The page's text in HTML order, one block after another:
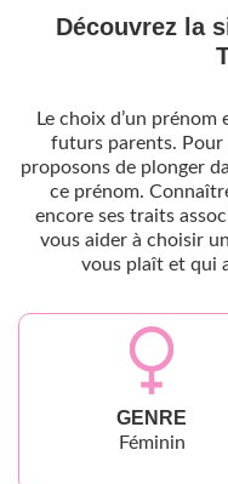
Découvrez la
Le choix d’un
futurs parents. Pour
proposons de plonger
ce prénom.
encore ses traits
vous aider à choisir
vous plaît et qui
GENRE
Féminin